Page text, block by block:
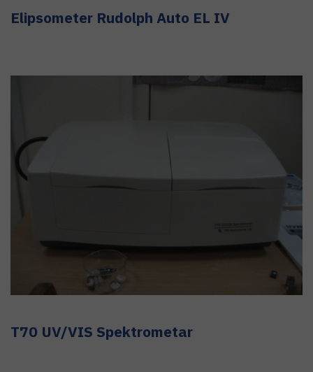
Elipsometer Rudolph Auto EL IV
T70 UV/VIS Spektrometar